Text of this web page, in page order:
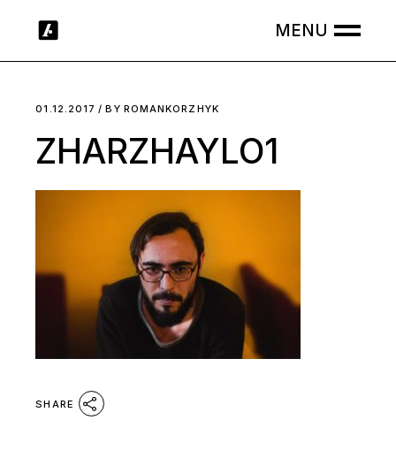
01.12.2017 BY ROMANKORZHYK
ZHARZHAYLO1
SHARE